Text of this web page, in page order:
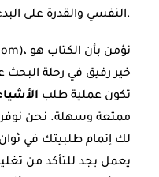
النفسي والقدرة على البدء من جديد مهما كانت التحديات.
خير رفيق في رحلة
تكون عملية طلب
ممتعة وسهلة. نحن
لك إتمام طلبيتك في
يعمل بجد للتأكد من